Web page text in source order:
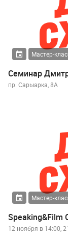
Мастер-
Семинар
пр. Сарыарка, 8А
Мастер-
Speaking&Film
12 ноября в 14:00,